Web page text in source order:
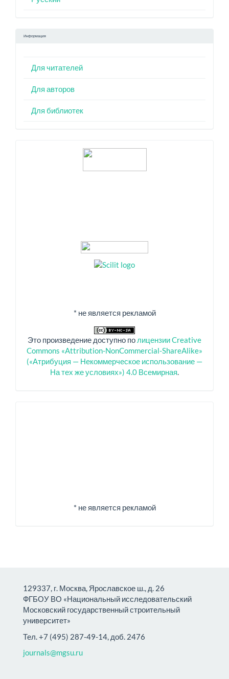
Информация
Для читателей
Для авторов
Для библиотек
* не является рекламой
Это произведение доступно по лицензии Creative
Commons «Attribution-NonCommercial-ShareAlike»
(«Атрибуция — Некоммерческое использование —
На тех же условиях») 4.0 Всемирная.
* не является рекламой
129337, г. Москва, Ярославское ш., д. 26
ФГБОУ ВО «Национальный исследовательский
Московский государственный строительный
университет»
Тел. +7 (495) 287-49-14, доб. 2476
journals@mgsu.ru